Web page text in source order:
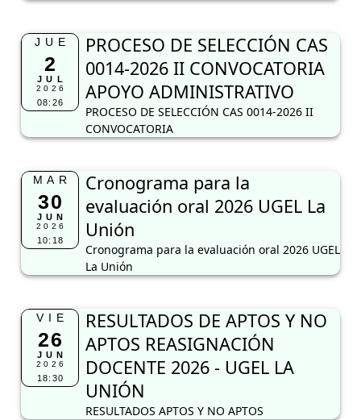
JUE
2
JUL
2026
08:26
PROCESO DE SELECCIÓN CAS
0014-2026 II CONVOCATORIA
APOYO ADMINISTRATIVO
PROCESO DE SELECCIÓN CAS 0014-2026 II
CONVOCATORIA
MAR
30
JUN
2026
10:18
Cronograma para la
evaluación oral 2026 UGEL La
Unión
Cronograma para la evaluación oral 2026 UGEL
La Unión
VIE
26
JUN
2026
18:30
RESULTADOS DE APTOS Y NO
APTOS REASIGNACIÓN
DOCENTE 2026 - UGEL LA
UNIÓN
RESULTADOS APTOS Y NO APTOS